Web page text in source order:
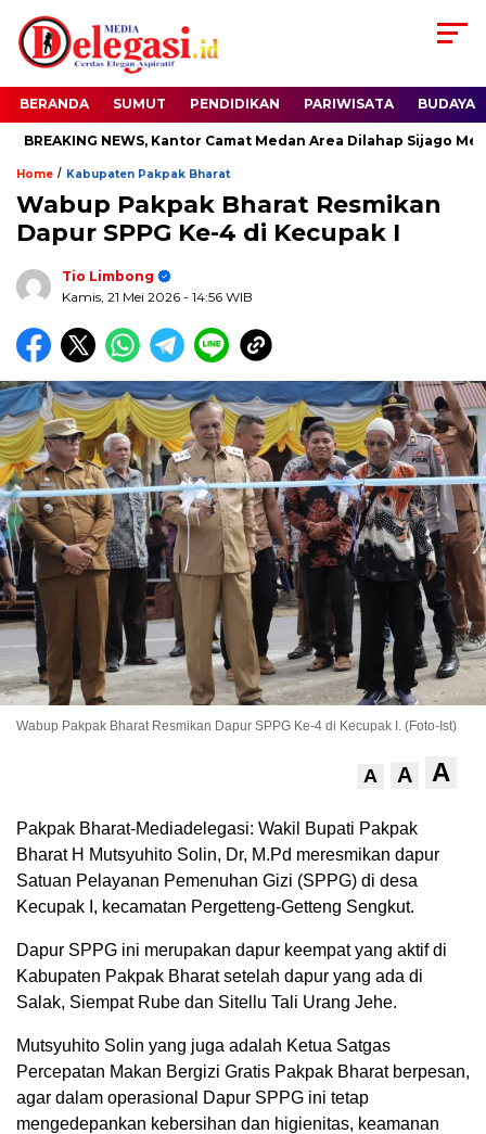
BERANDA SUMUT PENDIDIKAN PARIWISATA BUDAYA
NEWS, Kantor Camat Medan Area Dilahap Sijago Merah
Home / Kabupaten Pakpak Bharat
Wabup Pakpak Bharat Resmikan
Dapur SPPG Ke-4 di Kecupak I
Tio Limbong
Kamis, 21 Mei 2026 - 14:56 WIB
Wabup Pakpak Bharat Resmikan Dapur SPPG Ke-4 di Kecupak I. (Foto-Ist)
A A A
Pakpak Bharat-Mediadelegasi: Wakil Bupati Pakpak
Bharat H Mutsyuhito Solin, Dr, M.Pd meresmikan dapur
Satuan Pelayanan Pemenuhan Gizi (SPPG) di desa
Kecupak I, kecamatan Pergetteng-Getteng Sengkut.
Dapur SPPG ini merupakan dapur keempat yang aktif di
Kabupaten Pakpak Bharat setelah dapur yang ada di
Salak, Siempat Rube dan Sitellu Tali Urang Jehe.
Mutsyuhito Solin yang juga adalah Ketua Satgas
Percepatan Makan Bergizi Gratis Pakpak Bharat berpesan,
agar dalam operasional Dapur SPPG ini tetap
mengedepankan kebersihan dan higienitas, keamanan